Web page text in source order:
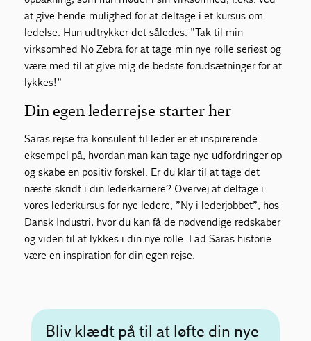
at give hende mulighed for at deltage i et kursus om
ledelse. Hun udtrykker det således: ”Tak til min
virksomhed No Zebra for at tage min nye rolle seriøst og
være med til at give mig de bedste forudsætninger for at
lykkes!”
Din egen lederrejse starter her
Saras rejse fra konsulent til leder er et inspirerende
eksempel på, hvordan man kan tage nye udfordringer op
og skabe en positiv forskel. Er du klar til at tage det
næste skridt i din lederkarriere? Overvej at deltage i
vores lederkursus for nye ledere, ”Ny i lederjobbet”, hos
Dansk Industri, hvor du kan få de nødvendige redskaber
og viden til at lykkes i din nye rolle. Lad Saras historie
være en inspiration for din egen rejse.
Bliv klædt på til at løfte din nye